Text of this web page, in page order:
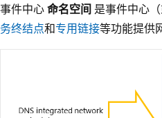
事件中心命名空间 是事件中心
务终结点和专用链接等功能提供